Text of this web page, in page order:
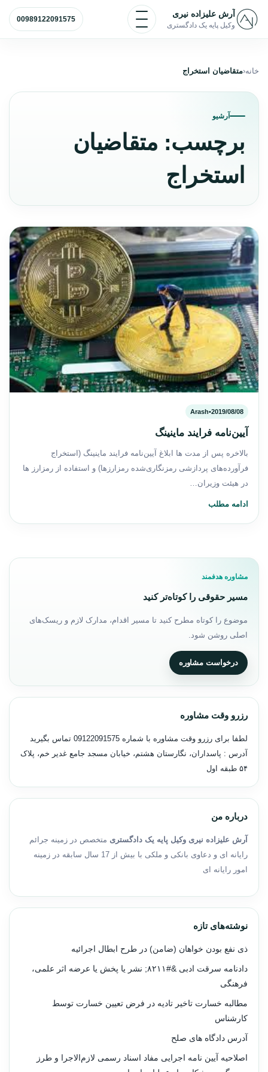
پرش به محتوا
آرش علیزاده نیری
وکیل پایه یک دادگستری
باز و بسته کردن منو
00989122091575
خانه متقاضیان استخراج
آرشیو
برچسب: متقاضیان
استخراج
2019/08/08
•
Arash
آیین‌نامه فرایند ماینینگ
بالاخره پس از مدت ها ابلاغ آیین‌نامه فرایند ماینینگ (استخراج
فرآورده‌های پردازشی رمز‌نگاری‌شده رمزارزها) و استفاده از رمزارز ها
در هیئت وزیران…
ادامه مطلب
مشاوره هدفمند
مسیر حقوقی را کوتاه‌تر کنید
موضوع را کوتاه مطرح کنید تا مسیر اقدام، مدارک لازم و ریسک‌های
اصلی روشن شود.
درخواست مشاوره
رزرو وقت مشاوره
لطفا برای رزرو وقت مشاوره با شماره 09122091575 تماس بگیرید
آدرس : پاسداران، نگارستان هشتم، خیابان مسجد جامع غدیر خم، پلاک
۵۴ طبقه اول
درباره من
آرش علیزاده نیری وکیل پایه یک دادگستری متخصص در زمینه جرائم
رایانه ای و دعاوی بانکی و ملکی با بیش از 17 سال سابقه در زمینه
امور رایانه ای
نوشته‌های تازه
ذی نفع بودن خواهان (ضامن) در طرح ابطال اجرائیه
دادنامه سرقت ادبی &#۸۲۱۱; نشر یا پخش یا عرضه اثر علمی،
فرهنگی
مطالبه خسارت تاخیر تادیه در فرض تعیین خسارت توسط
کارشناس
آدرس دادگاه های صلح
اصلاحیه آیین نامه اجرایی مفاد اسناد رسمی لازم‌الاجرا و طرز